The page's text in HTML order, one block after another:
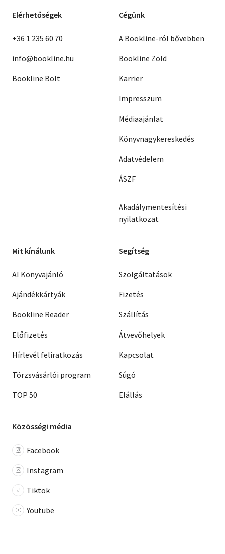
Elérhetőségek
+36 1 235 60 70
info@bookline.hu
Bookline Bolt
Cégünk
A Bookline-ról bővebben
Bookline Zöld
Karrier
Impresszum
Médiaajánlat
Könyvnagykereskedés
Adatvédelem
ÁSZF
Akadálymentesítési
nyilatkozat
Mit kínálunk
AI Könyvajánló
Ajándékkártyák
Bookline Reader
Előfizetés
Hírlevél feliratkozás
Törzsvásárlói program
TOP 50
Segítség
Szolgáltatások
Fizetés
Szállítás
Átvevőhelyek
Kapcsolat
Súgó
Elállás
Közösségi média
Facebook
Instagram
Tiktok
Youtube